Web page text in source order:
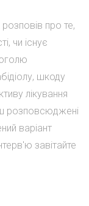
про те,
чи існує
шкоду
лікування
розповсюджені
варіант
завітайте